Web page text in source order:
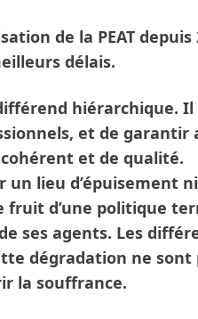
de la PEAT depuis
délais.
hiérarchique. Il
et de garantir
et de qualité.
un lieu d’épuisement
fruit d’une politique
ses agents. Les
dégradation ne sont
la souffrance.